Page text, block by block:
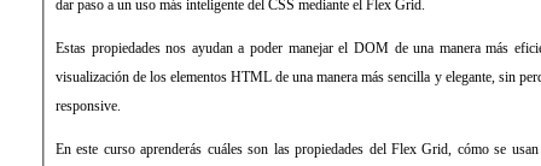
dar paso a un uso más inteligente del CSS mediante el Flex Grid.
Estas propiedades nos ayudan a poder manejar el DOM de una manera más
visualización de los elementos HTML de una manera más sencilla y elegante, sin
responsive.
En este curso aprenderás cuáles son las propiedades del Flex Grid, cómo se